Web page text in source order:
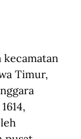
kecamatan
Timur,